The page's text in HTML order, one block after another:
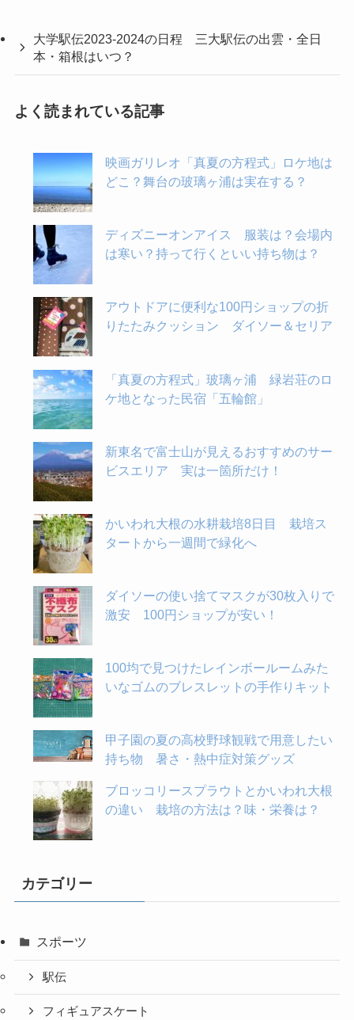
大学駅伝2023-2024の日程 三大駅伝の出雲・全日
本・箱根はいつ？
よく読まれている記事
映画ガリレオ「真夏の方程式」ロケ地は
どこ？舞台の玻璃ヶ浦は実在する？
ディズニーオンアイス 服装は？会場内
は寒い？持って行くといい持ち物は？
アウトドアに便利な100円ショップの折
りたたみクッション ダイソー＆セリア
「真夏の方程式」玻璃ヶ浦 緑岩荘のロ
ケ地となった民宿「五輪館」
新東名で富士山が見えるおすすめのサー
ビスエリア 実は一箇所だけ！
かいわれ大根の水耕栽培8日目 栽培ス
タートから一週間で緑化へ
ダイソーの使い捨てマスクが30枚入りで
激安 100円ショップが安い！
100均で見つけたレインボールームみた
いなゴムのブレスレットの手作りキット
甲子園の夏の高校野球観戦で用意したい
持ち物 暑さ・熱中症対策グッズ
ブロッコリースプラウトとかいわれ大根
の違い 栽培の方法は？味・栄養は？
カテゴリー
スポーツ
駅伝
フィギュアスケート